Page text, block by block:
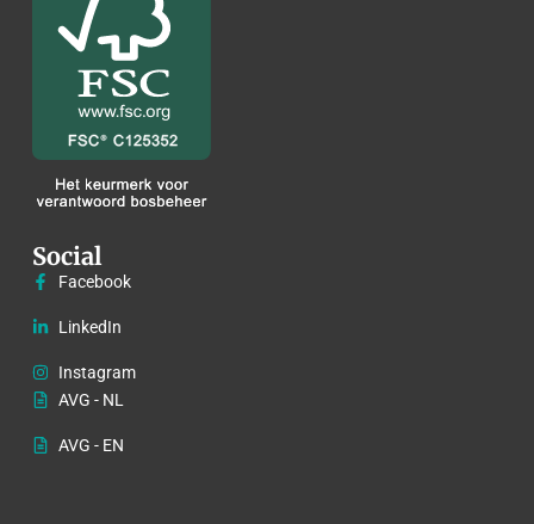
Social
Facebook
LinkedIn
Instagram
AVG - NL
AVG - EN